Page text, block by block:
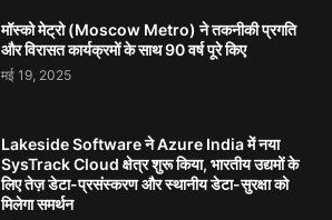
मॉस्को मेट्रो (Moscow Metro) ने तकनीकी प्रगति
और विरासत कार्यक्रमों के साथ 90 वर्ष पूरे किए
मई 19, 2025
Lakeside Software ने Azure India में नया
SysTrack Cloud क्षेत्र शुरू किया, भारतीय उद्यमों के
लिए तेज़ डेटा-प्रसंस्करण और स्थानीय डेटा-सुरक्षा को
मिलेगा समर्थन